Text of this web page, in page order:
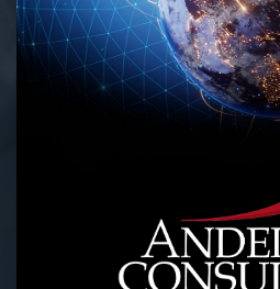
Há 11
maiores